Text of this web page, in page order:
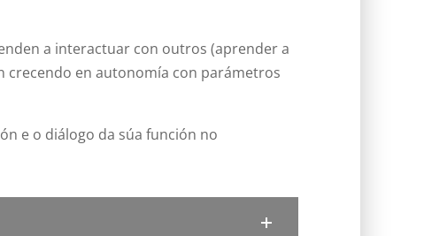
a interactuar con outros (aprender a
crecendo en autonomía con parámetros
e o diálogo da súa función no